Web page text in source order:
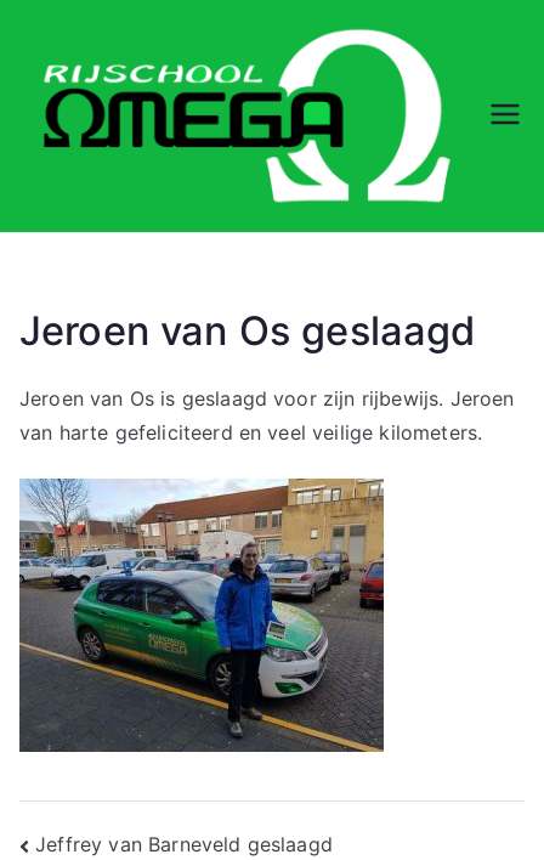
inhoud
ol
O
Jeroen van Os geslaagd
Jeroen van Os is geslaagd voor zijn rijbewijs. Jeroen
van harte gefeliciteerd en veel veilige kilometers.
Bericht
Jeffrey van Barneveld geslaagd